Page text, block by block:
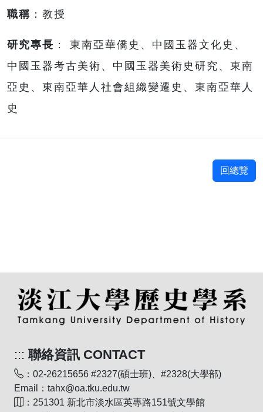
職稱 ：教授
研究專長 ： 東南亞華僑史、中國玉器文化史、
中國玉器考古美術、中國玉器美術史研究、東南
亞史、東南亞華人社會組織變遷史、東南亞華人
史
回總覽
::: 聯絡資訊 CONTACT
：02-26215656 #2327(碩士班)、#2328(大學部)
Email：tahx@oa.tku.edu.tw
：251301 新北市淡水區英專路151號文學館